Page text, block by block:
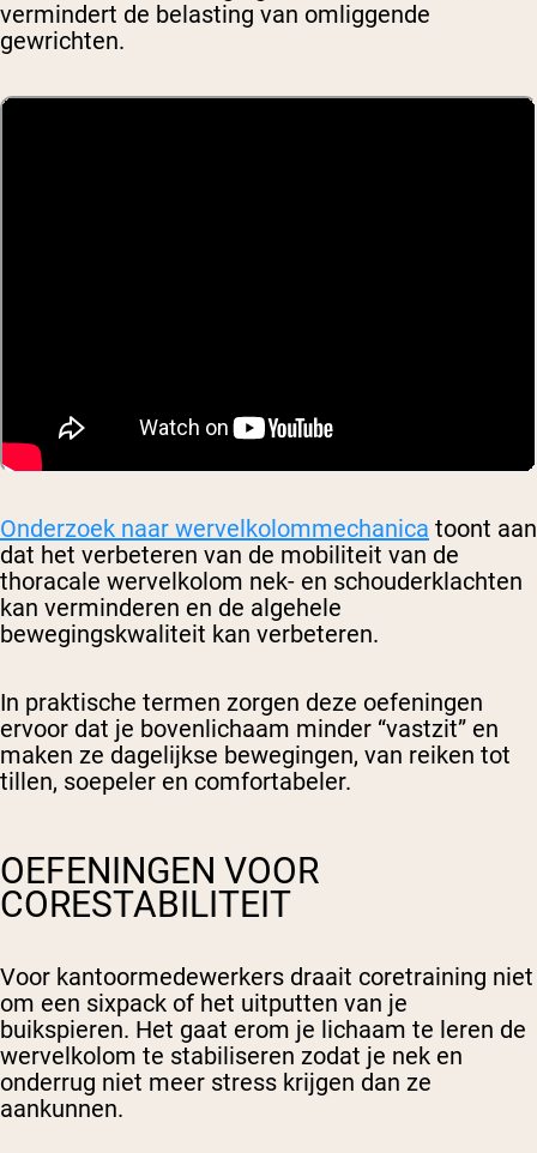
vermindert de belasting van omliggende
gewrichten.
Onderzoek naar wervelkolommechanica toont aan
dat het verbeteren van de mobiliteit van de
thoracale wervelkolom nek- en schouderklachten
kan verminderen en de algehele
bewegingskwaliteit kan verbeteren.
In praktische termen zorgen deze oefeningen
ervoor dat je bovenlichaam minder “vastzit” en
maken ze dagelijkse bewegingen, van reiken tot
tillen, soepeler en comfortabeler.
OEFENINGEN VOOR
CORESTABILITEIT
Voor kantoormedewerkers draait coretraining niet
om een sixpack of het uitputten van je
buikspieren. Het gaat erom je lichaam te leren de
wervelkolom te stabiliseren zodat je nek en
onderrug niet meer stress krijgen dan ze
aankunnen.